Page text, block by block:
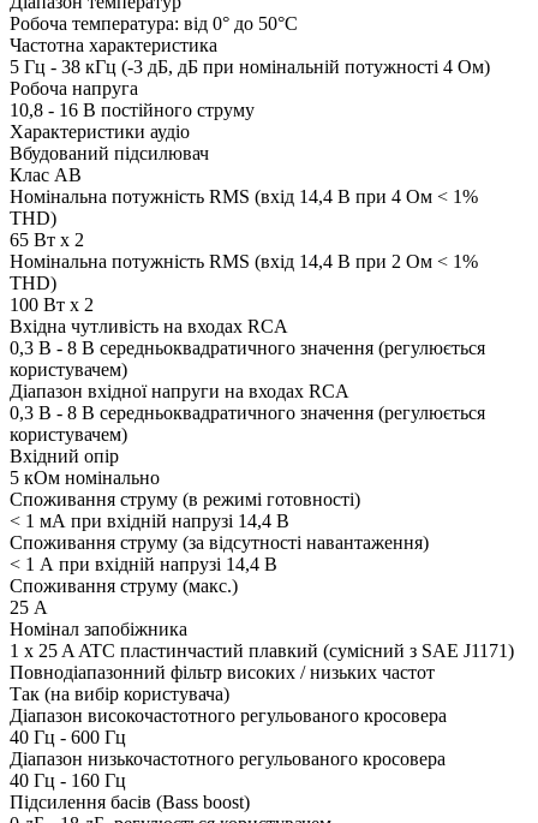
Робоча температура: від 0° до 50°C
Частотна характеристика
5 Гц - 38 кГц (-3 дБ, дБ при номінальній потужності 4 Ом)
Робоча напруга
10,8 - 16 В постійного струму
Характеристики аудіо
Вбудований підсилювач
Клас AB
Номінальна потужність RMS (вхід 14,4 В при 4 Ом < 1%
THD)
65 Вт x 2
Номінальна потужність RMS (вхід 14,4 В при 2 Ом < 1%
THD)
100 Вт x 2
Вхідна чутливість на входах RCA
0,3 В - 8 В середньоквадратичного значення (регулюється
користувачем)
Діапазон вхідної напруги на входах RCA
0,3 В - 8 В середньоквадратичного значення (регулюється
користувачем)
Вхідний опір
5 кОм номінально
Споживання струму (в режимі готовності)
< 1 мА при вхідній напрузі 14,4 В
Споживання струму (за відсутності навантаження)
< 1 А при вхідній напрузі 14,4 В
Споживання струму (макс.)
25 А
Номінал запобіжника
1 x 25 A ATC пластинчастий плавкий (сумісний з SAE J1171)
Повнодіапазонний фільтр високих / низьких частот
Так (на вибір користувача)
Діапазон високочастотного регульованого кросовера
40 Гц - 600 Гц
Діапазон низькочастотного регульованого кросовера
40 Гц - 160 Гц
Підсилення басів (Bass boost)